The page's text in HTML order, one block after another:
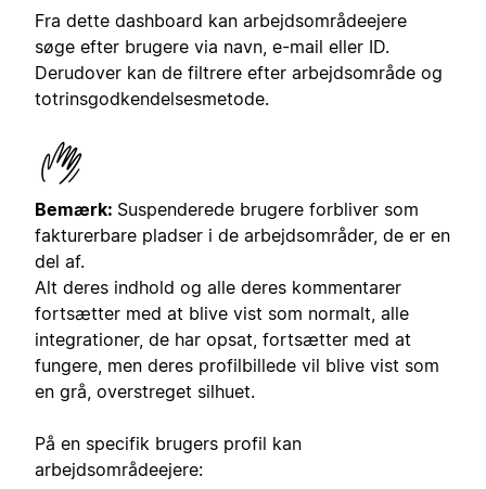
Fra dette dashboard kan arbejdsområdeejere
søge efter brugere via navn, e-mail eller ID.
Derudover kan de filtrere efter arbejdsområde og
totrinsgodkendelsesmetode.
Bemærk: Suspenderede brugere forbliver som
fakturerbare pladser i de arbejdsområder, de er en
del af.
Alt deres indhold og alle deres kommentarer
fortsætter med at blive vist som normalt, alle
integrationer, de har opsat, fortsætter med at
fungere, men deres profilbillede vil blive vist som
en grå, overstreget silhuet.
På en specifik brugers profil kan
arbejdsområdeejere: